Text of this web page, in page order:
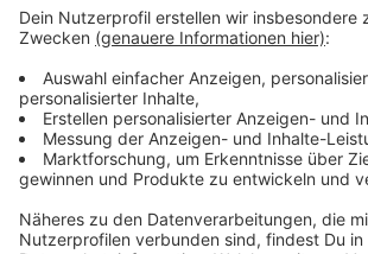
Dreikönigstag, dem 6. Januar, verliehen.
Beginn der Verleihung ist um 19:30
gibt es nicht mehr, alle Gäste sind schon
Anzeige